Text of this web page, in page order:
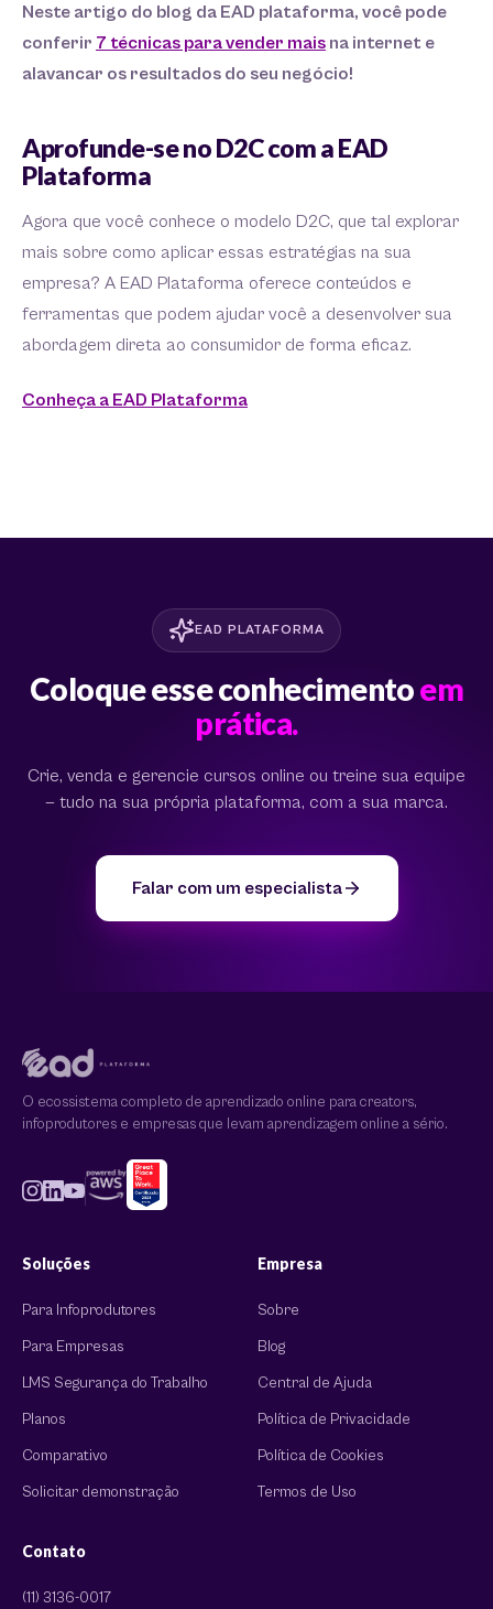
Neste artigo do blog da EAD plataforma, você pode
conferir 7 técnicas para vender mais na internet e
alavancar os resultados do seu negócio!
Aprofunde-se no D2C com a EAD
Plataforma
Agora que você conhece o modelo D2C, que tal explorar
mais sobre como aplicar essas estratégias na sua
empresa? A EAD Plataforma oferece conteúdos e
ferramentas que podem ajudar você a desenvolver sua
abordagem direta ao consumidor de forma eficaz.
Conheça a EAD Plataforma
EAD PLATAFORMA
Coloque esse conhecimentoem
prática.
Crie, venda e gerencie cursos online ou treine sua equipe
— tudo na sua própria plataforma, com a sua marca.
Falar com um especialista
O ecossistema completo de aprendizado online para creators,
infoprodutores e empresas que levam aprendizagem online a sério.
Soluções
Para Infoprodutores
Para Empresas
LMS Segurança do Trabalho
Planos
Comparativo
Solicitar demonstração
Empresa
Sobre
Blog
Central de Ajuda
Política de Privacidade
Política de Cookies
Termos de Uso
Contato
(11) 3136-0017